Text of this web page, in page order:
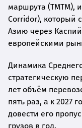
маршрута (ТМТМ),
Corridor), который
Азию через
европейскими
Динамика
стратегическую
лет объём
пять раз, а к 2027
довести его
грузов в год.